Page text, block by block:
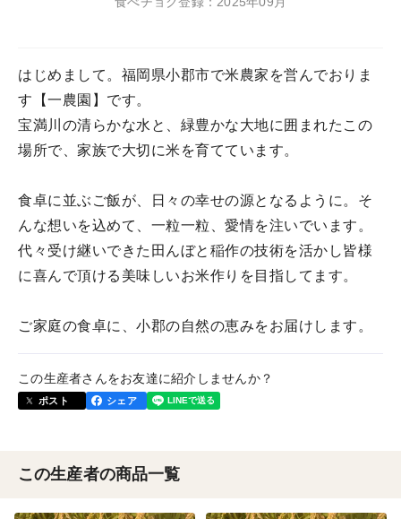
はじめまして。福岡県小郡市で米農家を営んでおりま
す【一農園】です。
宝満川の清らかな水と、緑豊かな大地に囲まれたこの
場所で、家族で大切に米を育てています。
食卓に並ぶご飯が、日々の幸せの源となるように。そ
んな想いを込めて、一粒一粒、愛情を注いでいます。
代々受け継いできた田んぼと稲作の技術を活かし皆様
に喜んで頂ける美味しいお米作りを目指してます。
ご家庭の食卓に、小郡の自然の恵みをお届けします。
この生産者さんをお友達に紹介しませんか？
ポスト シェア
この生産者の商品一覧